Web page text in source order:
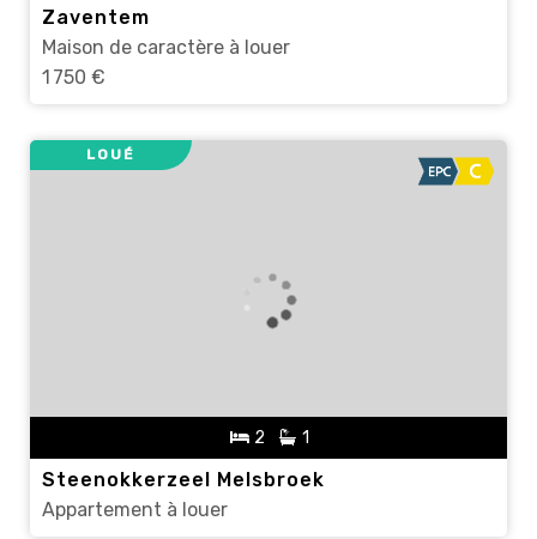
Zaventem
Maison de caractère à louer
1 750 €
2 1
LOUÉ
Steenokkerzeel Melsbroek
Appartement à louer